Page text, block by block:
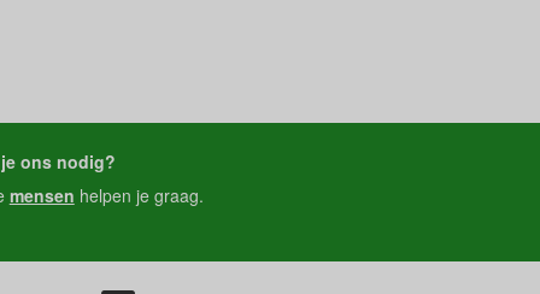
ons nodig?
mensen helpen je graag.